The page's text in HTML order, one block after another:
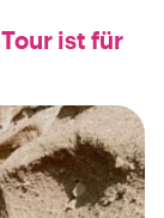
ist für